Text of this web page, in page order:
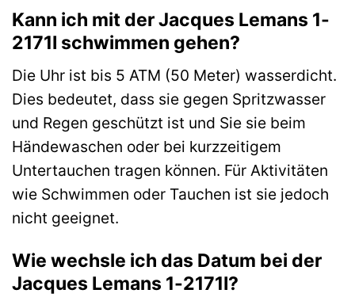
Kann ich mit der Jacques Lemans 1-
2171I schwimmen gehen?
Die Uhr ist bis 5 ATM (50 Meter) wasserdicht.
Dies bedeutet, dass sie gegen Spritzwasser
und Regen geschützt ist und Sie sie beim
Händewaschen oder bei kurzzeitigem
Untertauchen tragen können. Für Aktivitäten
wie Schwimmen oder Tauchen ist sie jedoch
nicht geeignet.
Wie wechsle ich das Datum bei der
Jacques Lemans 1-2171I?